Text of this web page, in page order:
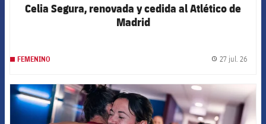
Celia Segura, renovada y cedida al Atlético de
Madrid
FEMENINO 27 jul. 26
FCB Barcelona badge